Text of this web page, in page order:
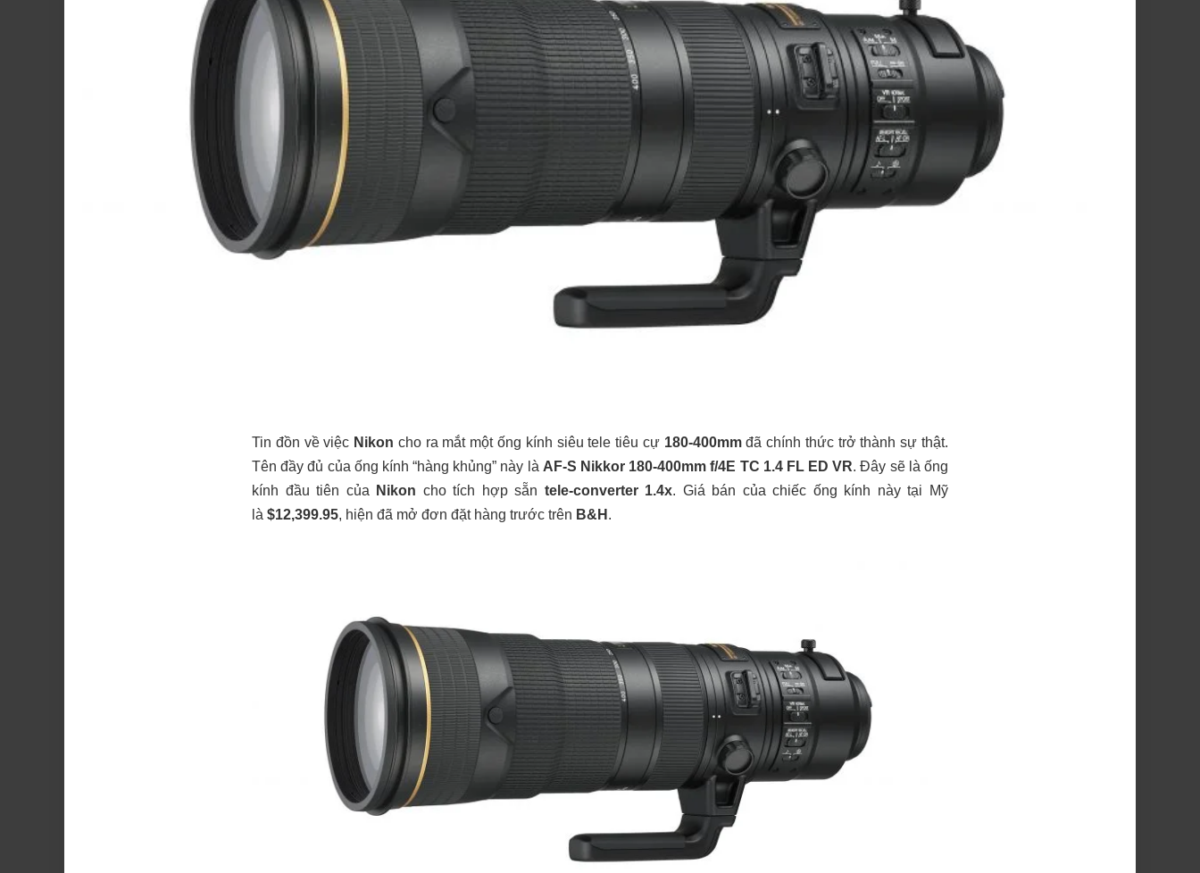
Tin đồn về việc Nikon cho ra mắt một ống kính siêu tele tiêu cự180-400mmđã chính thức trở thành sự thật.
Tên đầy đủ của ống kính “hàng khủng” này là AF-S Nikkor 180-400mm f/4E TC 1.4 FL ED VR. Đây sẽ là ống
kính đầu tiên của
Nikon cho tích hợp sẵn tele-converter 1.4x. Giá bán của chiếc ống kính này tại Mỹ
là $12,399.95, hiện đã mở đơn đặt hàng trước trên B&H .